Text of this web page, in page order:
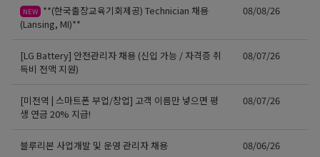
NEW **(한국출장교육기회제공) Technician 채용
(Lansing, MI)**
08/08/26
[LG Battery] 안전관리자 채용 (신입 가능 / 자격증 취
득비 전액 지원)
08/07/26
[미전역 | 스마트폰 부업/창업] 고객 이름만 넣으면 평
생 연금 20% 지급!
08/07/26
블루리본 사업개발 및 운영 관리자 채용 08/06/26